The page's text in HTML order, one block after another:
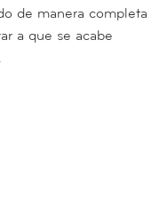
de manera completa
a que se acabe